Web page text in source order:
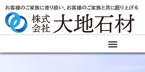
お客様のご家族に寄り添い、お客様のご家族と共に創り上げる